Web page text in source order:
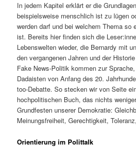
In jedem Kapitel erklärt er die
beispielsweise menschlich ist zu lügen
werden darf und bei welchem Thema so
ist. Bereits hier finden sich die
Lebenswelten wieder, die Bernardy mit
den vergangenen Jahren und der
Fake News-Politik kommen zur
Dadaisten von Anfang des 20.
too-Debatte. So stecken wir von Seite
hochpolitischen Buch, das nichts
Grundfesten unserer Demokratie:
Meinungsfreiheit, Gerechtigkeit,
Orientierung im Polittalk